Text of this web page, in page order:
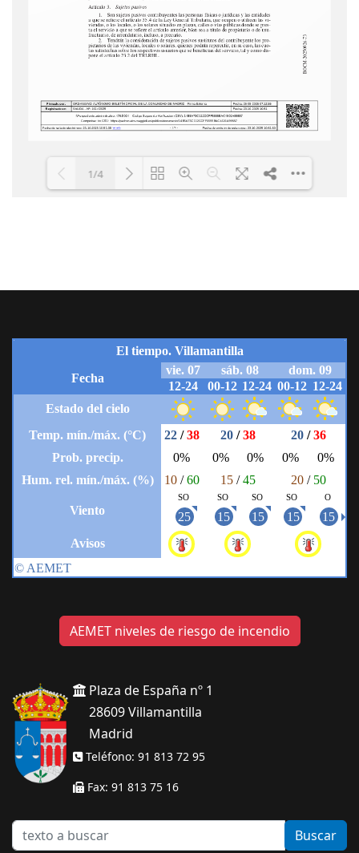
1/4
AEMET niveles de riesgo de incendio
Plaza de España nº 1
28609 Villamantilla
Madrid
Teléfono: 91 813 72 95
Fax: 91 813 75 16
texto
a
Buscar